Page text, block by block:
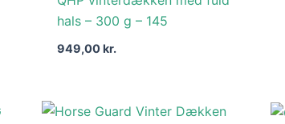
hals – 300 g – 145
949,00kr.